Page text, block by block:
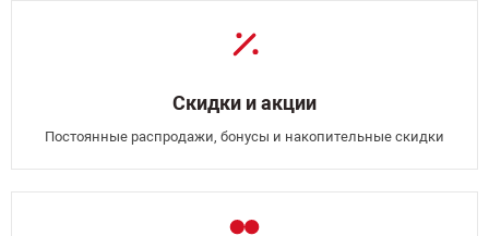
Скидки и акции
Постоянные распродажи, бонусы и накопительные скидки